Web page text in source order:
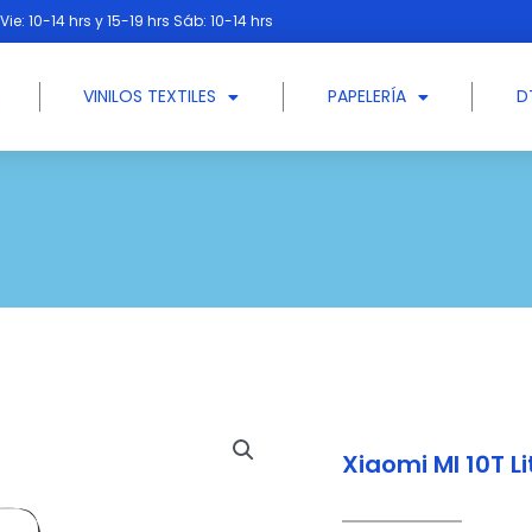
10-14 hrs y 15-19 hrs Sáb: 10-14 hrs
VINILOS TEXTILES PAPELERÍA
Xiaomi MI 10T